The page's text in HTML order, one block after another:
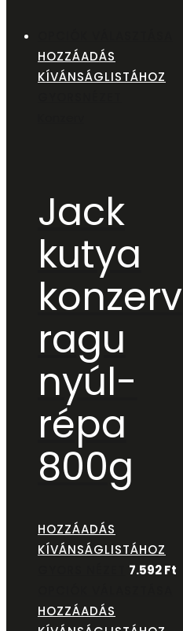
HOZZÁADÁS
KÍVÁNSÁGLISTÁHOZ
Jack
kutya
konzerv
ragu
nyúl-
répa
800g
HOZZÁADÁS
KÍVÁNSÁGLISTÁHOZ
7.592Ft
HOZZÁADÁS